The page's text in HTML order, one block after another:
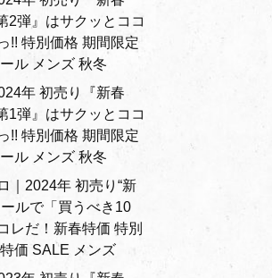
2弾』はサクッとココ
!! 特別価格 期間限定
ル メンズ 秋冬
年 初売り『新春
1弾』はサクッとココ
!! 特別価格 期間限定
ル メンズ 秋冬
｜2024年 初売り“新
ールで「買うべき10
レだ！新春特価 特別
価 SALE メンズ